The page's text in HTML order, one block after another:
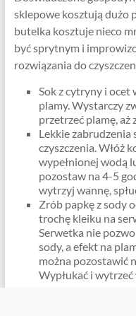
sklepowe kosztują dużo
butelka kosztuje nieco
być sprytnym i
rozwiązania do
Sok z cytryny i ocet
plamy. Wystarczy
przetrzeć plamę, aż
Lekkie zabrudzenia
czyszczenia. Włóż
wypełnionej wodą
pozostaw na 4-5
wytrzyj wannę,
Zrób papkę z sody
trochę kleiku na
Serwetka nie
sody, a efekt na
można pozostawić
Wypłukać i